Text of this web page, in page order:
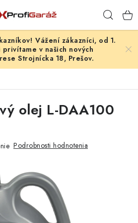
Vážení zákazníci, od 1.
v našich nových
Strojnícka 18, Prešov.
olej L-DAA100
Podrobnosti hodnotenia